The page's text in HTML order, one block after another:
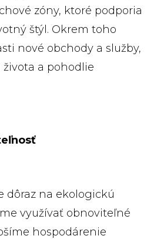
zóny, ktoré podporia
štýl. Okrem toho
nové obchody a služby,
života a pohodlie
dôraz na ekologickú
využívať obnoviteľné
hospodárenie